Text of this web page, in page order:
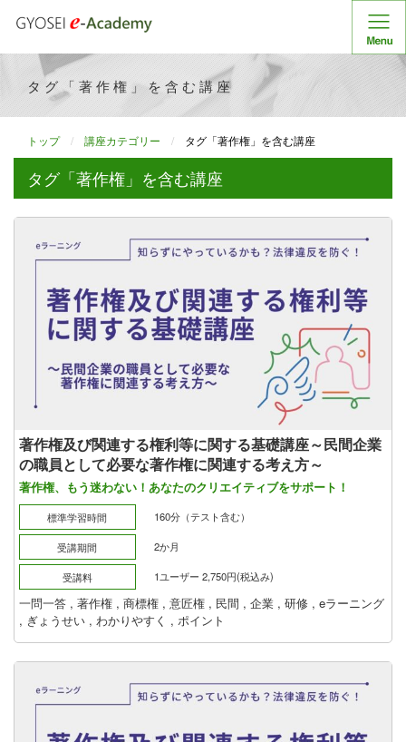
タグ「著作権」を含む講座
トップ 講座カテゴリー タグ「著作権」を含む講座
タグ「著作権」を含む講座
著作権及び関連する権利等に関する基礎講座～民間企業
の職員として必要な著作権に関連する考え方～
著作権、もう迷わない！あなたのクリエイティブをサポート！
標準学習時間 160分（テスト含む）
受講期間 2か月
受講料 1ユーザー 2,750円(税込み)
一問一答 , 著作権 , 商標権 , 意匠権 , 民間 , 企業 , 研修 , eラーニング
, ぎょうせい , わかりやすく , ポイント